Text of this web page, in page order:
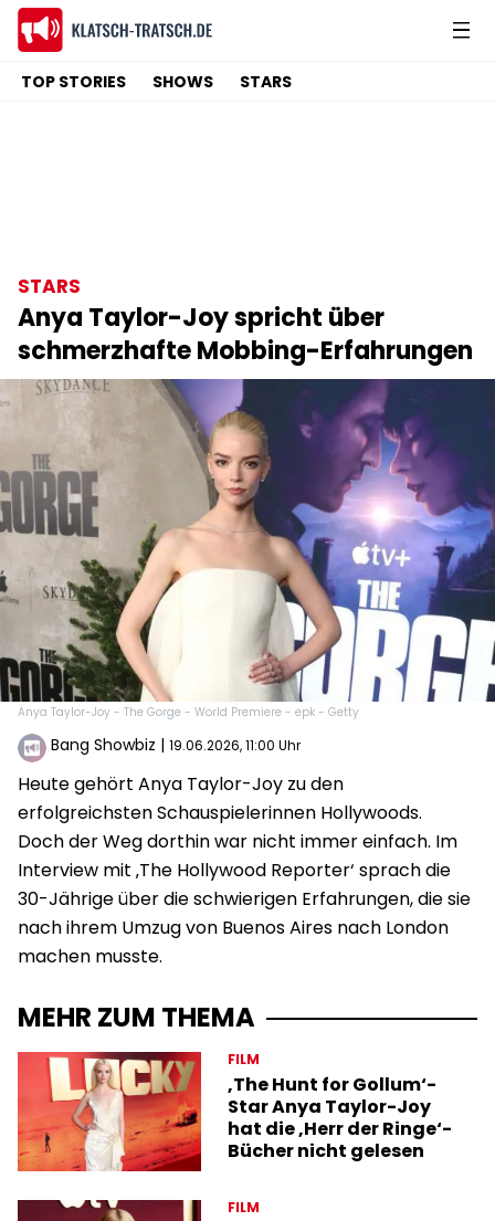
TOP STORIES SHOWS STARS
STARS
Anya Taylor-Joy spricht über
schmerzhafte Mobbing-Erfahrungen
Anya Taylor-Joy - The Gorge - World Premiere - epk - Getty
Bang Showbiz | 19.06.2026, 11:00 Uhr
Heute gehört Anya Taylor-Joy zu den
erfolgreichsten Schauspielerinnen Hollywoods.
Doch der Weg dorthin war nicht immer einfach. Im
Interview mit ‚The Hollywood Reporter‘ sprach die
30-Jährige über die schwierigen Erfahrungen, die sie
nach ihrem Umzug von Buenos Aires nach London
machen musste.
MEHR ZUM THEMA
FILM
‚The Hunt for Gollum‘-
Star Anya Taylor-Joy
hat die ‚Herr der Ringe‘-
Bücher nicht gelesen
FILM